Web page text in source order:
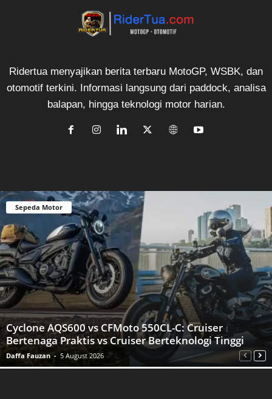
Ridertua menyajikan berita terbaru MotoGP, WSBK, dan
otomotif terkini. Informasi langsung dari paddock, analisa
balapan, hingga teknologi motor harian.
Sepeda Motor
Cyclone AQS600 vs CFMoto 550CL-C: Cruiser
Bertenaga Praktis vs Cruiser Berteknologi Tinggi
Daffa Fauzan - 5 August 2026